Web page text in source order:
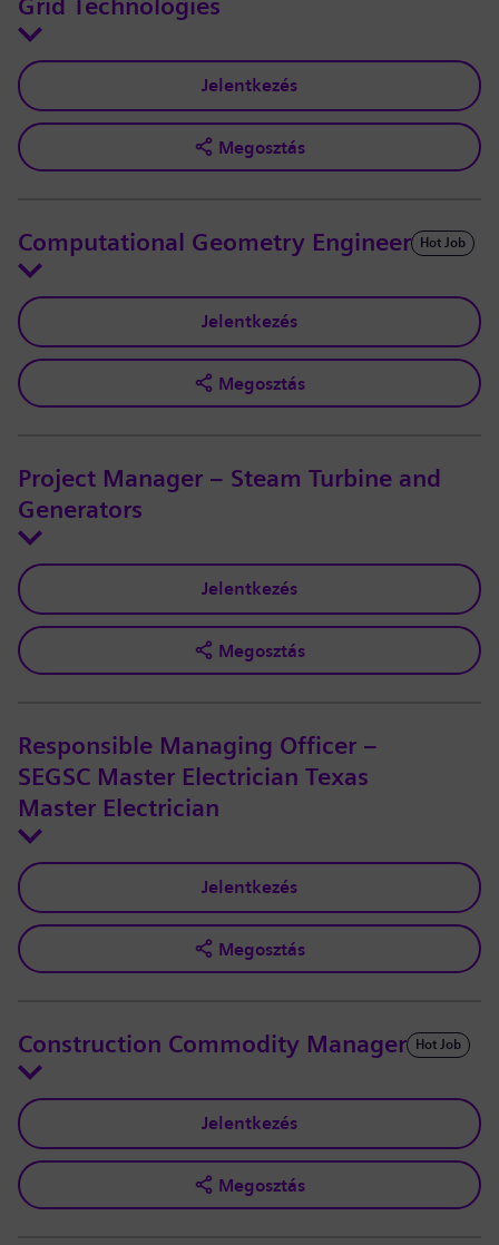
Grid Technologies
Jelentkezés
Megosztás
Computational Geometry Engineer Hot Job
Jelentkezés
Megosztás
Project Manager – Steam Turbine and
Generators
Jelentkezés
Megosztás
Responsible Managing Officer –
SEGSC Master Electrician Texas
Master Electrician
Jelentkezés
Megosztás
Construction Commodity Manager Hot Job
Jelentkezés
Megosztás